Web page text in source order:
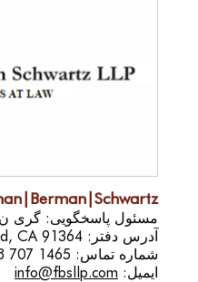
مسئول پاسخگویی: گری
آدرس دفتر: CA 91364
شماره تماس: 707 1465
ایمیل: info@fbsllp.com